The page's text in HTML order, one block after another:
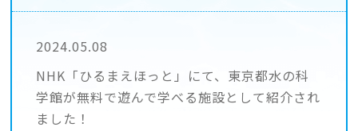
2024.05.08
NHK「ひるまえほっと」にて、東京都水の科
学館が無料で遊んで学べる施設として紹介され
ました！